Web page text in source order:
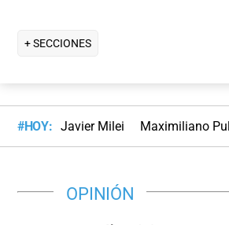
+ SECCIONES
#HOY: Javier Milei Maximiliano
OPINIÓN